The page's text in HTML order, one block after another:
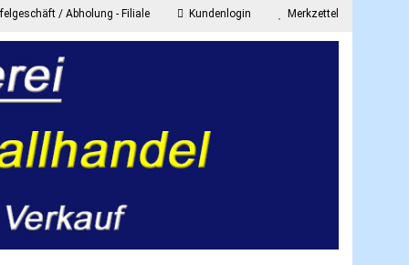
/ Abholung - Filiale Kundenlogin
Passwort
Merkzettel